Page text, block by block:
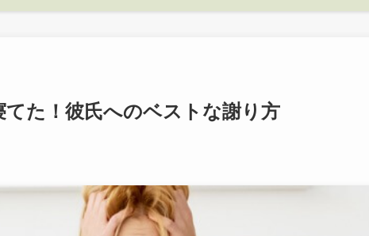
てた！彼氏へのベストな謝り方